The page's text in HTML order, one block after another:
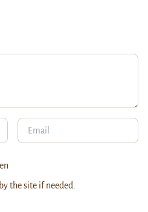
the site if needed.